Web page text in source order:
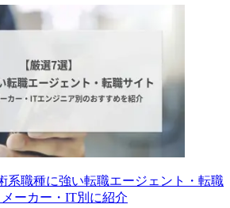
系職種に強い転職エージェント・転職
ーカー・IT別に紹介